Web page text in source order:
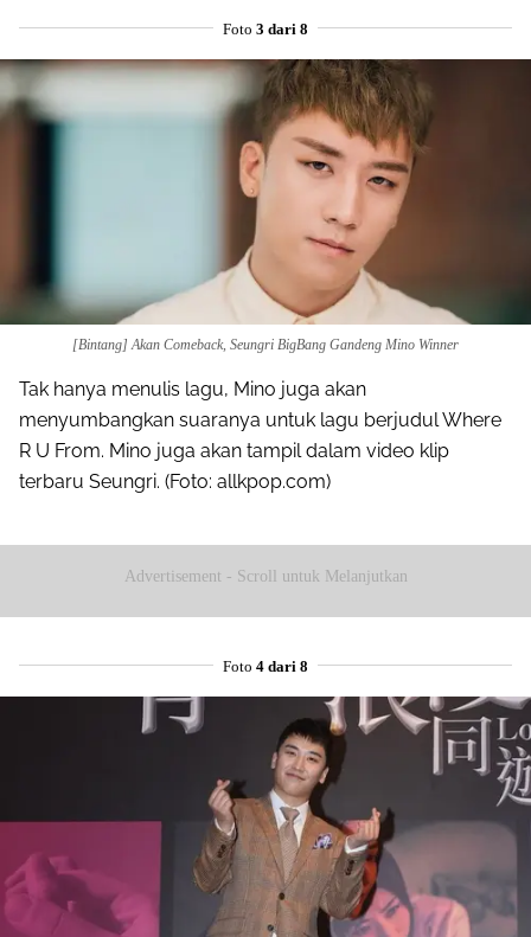
Foto 3 dari 8
[Bintang] Akan Comeback, Seungri BigBang Gandeng Mino Winner
Tak hanya menulis lagu, Mino juga akan
menyumbangkan suaranya untuk lagu berjudul Where
R U From. Mino juga akan tampil dalam video klip
terbaru Seungri. (Foto: allkpop.com)
Advertisement - Scroll untuk Melanjutkan
Foto 4 dari 8